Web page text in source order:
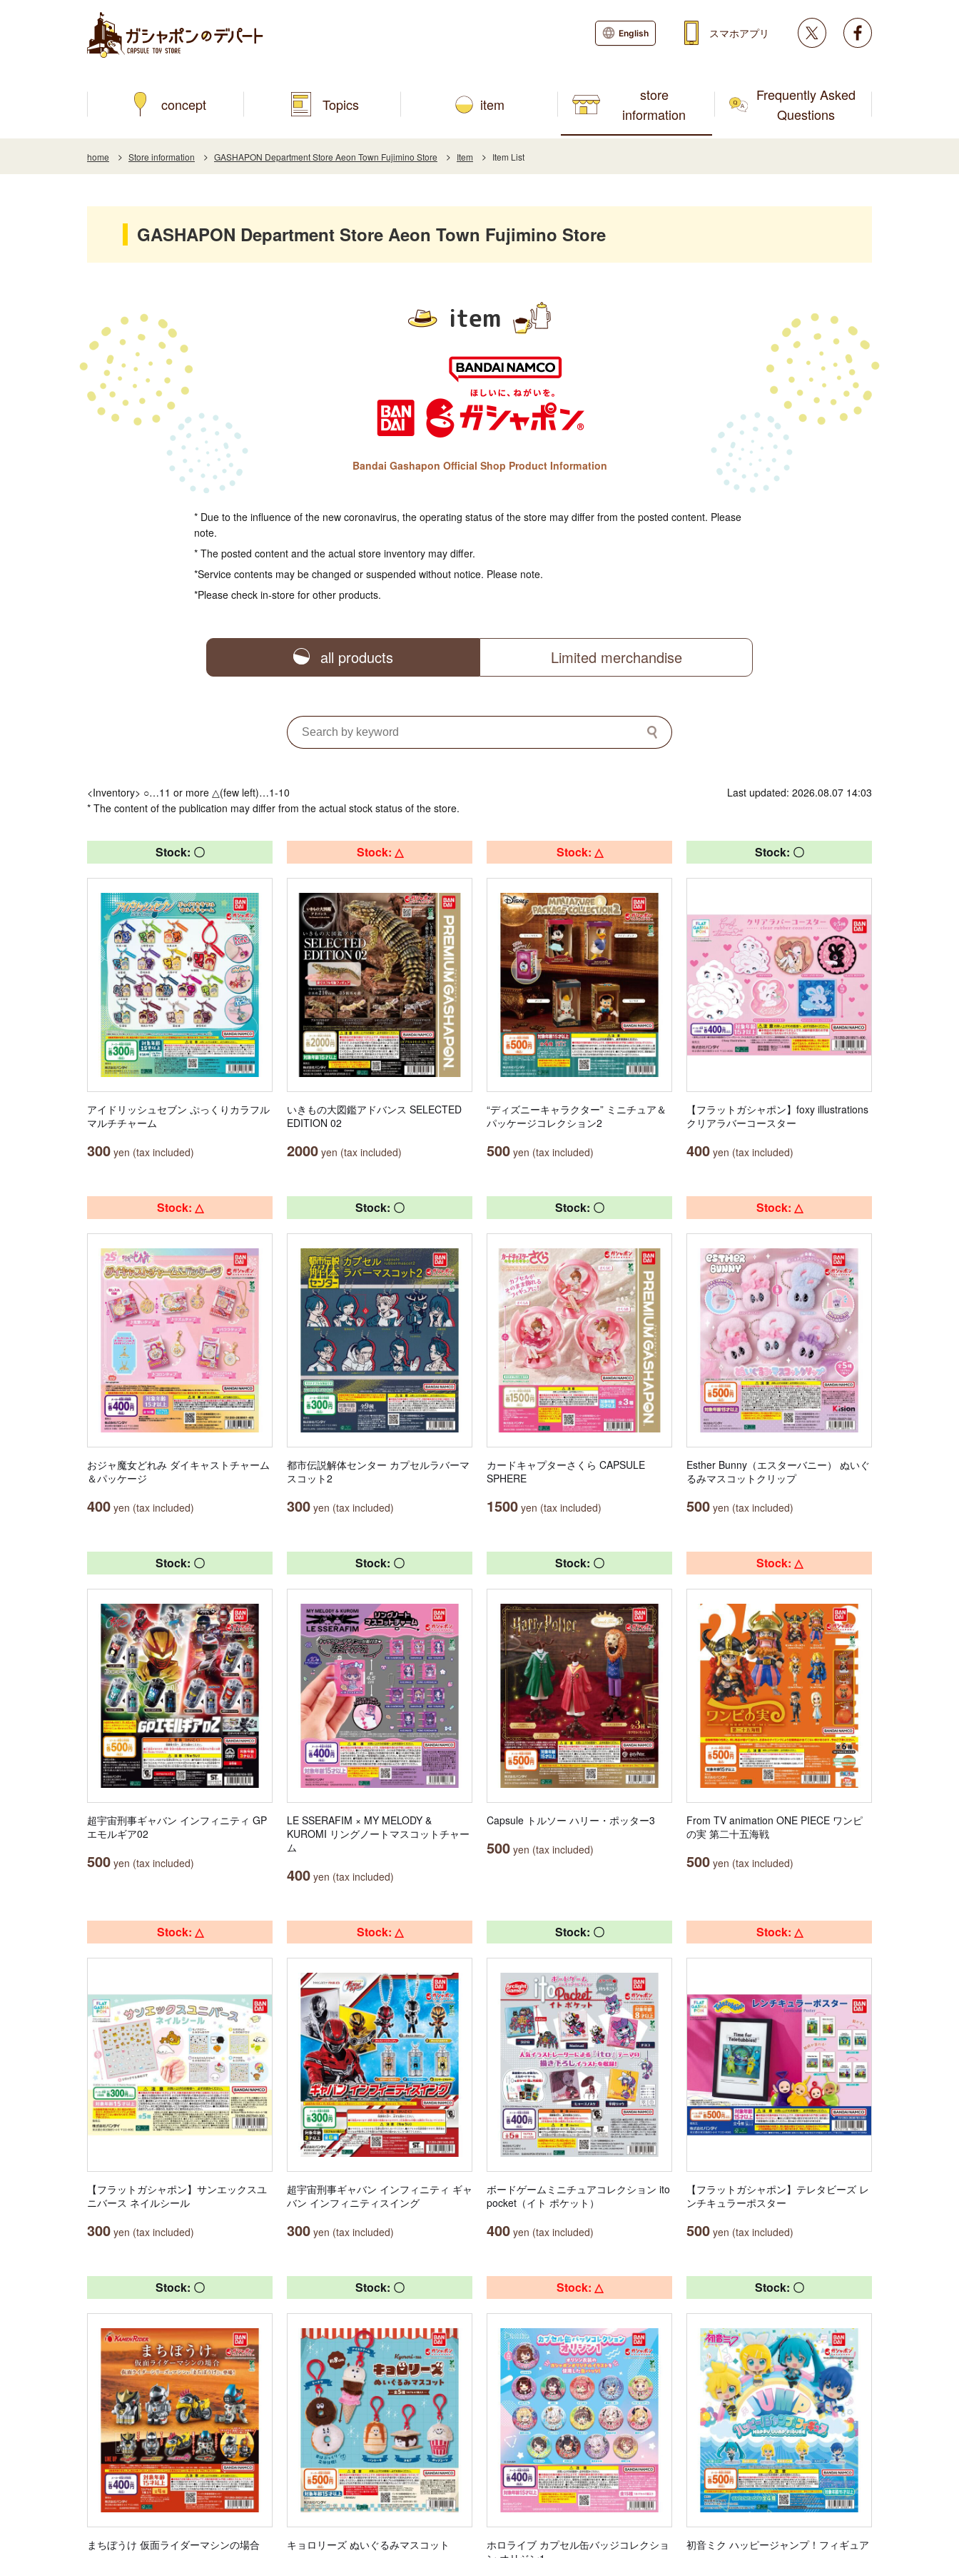
concept Topics item
store
information
Frequently Asked
Questions
English スマホアプリ Twitter
home Store information GASHAPON Department Store Aeon Town Fujimino Store Item Item List
GASHAPON Department Store Aeon Town Fujimino Store
item
Bandai Gashapon Official Shop Product Information
* Due to the influence of the new coronavirus, the operating status of the store may differ from the posted content. Please
note.
* The posted content and the actual store inventory may differ.
*Service contents may be changed or suspended without notice. Please note.
*Please check in-store for other products.
all products Limited merchandise
<Inventory> ○…11 or more △(few left)…1-10
* The content of the publication may differ from the actual stock status of the store.
Last updated: 2026.08.07 14:03
Stock: 〇
アイドリッシュセブン ぷっくりカラフル
マルチチャーム
300 yen (tax included)
Stock: △
いきもの大図鑑アドバンス SELECTED
EDITION 02
2000 yen (tax included)
Stock: △
“ディズニーキャラクター” ミニチュア＆
パッケージコレクション2
500 yen (tax included)
Stock: 〇
【フラットガシャポン】foxy illustrations
クリアラバーコースター
400 yen (tax included)
Stock: △
おジャ魔女どれみ ダイキャストチャーム
＆パッケージ
400 yen (tax included)
Stock: 〇
都市伝説解体センター カプセルラバーマ
スコット2
300 yen (tax included)
Stock: 〇
カードキャプターさくら CAPSULE
SPHERE
1500 yen (tax included)
Stock: △
Esther Bunny（エスターバニー） ぬいぐ
るみマスコットクリップ
500 yen (tax included)
Stock: 〇
超宇宙刑事ギャバン インフィニティ GP
エモルギア02
500 yen (tax included)
Stock: 〇
LE SSERAFIM × MY MELODY &
KUROMI リングノートマスコットチャー
ム
400 yen (tax included)
Stock: 〇
Capsule トルソー ハリー・ポッター3
500 yen (tax included)
Stock: △
From TV animation ONE PIECE ワンピ
の実 第二十五海戦
500 yen (tax included)
Stock: △
【フラットガシャポン】サンエックスユ
ニバース ネイルシール
300 yen (tax included)
Stock: △
超宇宙刑事ギャバン インフィニティ ギャ
バン インフィニティスイング
300 yen (tax included)
Stock: 〇
ボードゲームミニチュアコレクション ito
pocket（イト ポケット）
400 yen (tax included)
Stock: △
【フラットガシャポン】テレタビーズ レ
ンチキュラーポスター
500 yen (tax included)
Stock: 〇
まちぼうけ 仮面ライダーマシンの場合
Stock: 〇
キョロリーズ ぬいぐるみマスコット
Stock: △
ホロライブ カプセル缶バッジコレクショ
Stock: 〇
初音ミク ハッピージャンプ！フィギュア